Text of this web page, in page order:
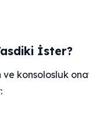
İster?
konsolosluk